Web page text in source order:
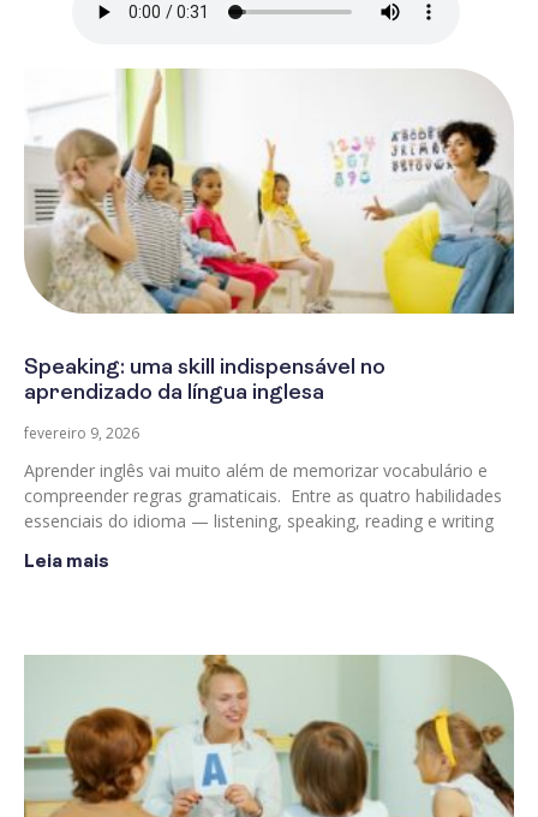
Speaking: uma skill indispensável no
aprendizado da língua inglesa
fevereiro 9, 2026
Aprender inglês vai muito além de memorizar vocabulário e
compreender regras gramaticais. Entre as quatro habilidades
essenciais do idioma — listening, speaking, reading e writing
Leia mais